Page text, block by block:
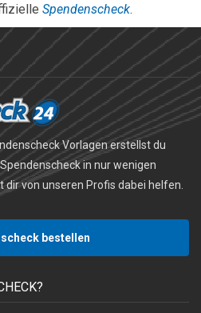
Spendenscheck.
Vorlagen erstellst du
in nur wenigen
von unseren Profis dabei helfen.
bestellen